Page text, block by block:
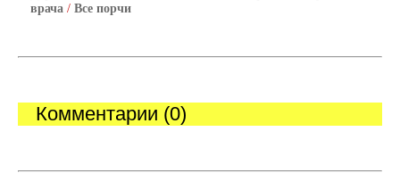
врача / Все порчи
Комментарии (0)